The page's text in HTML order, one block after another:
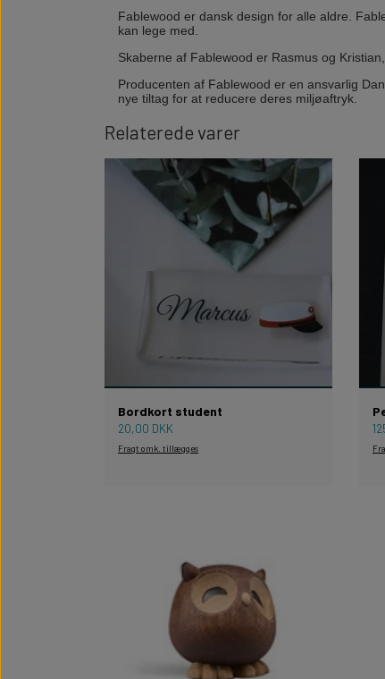
Fablewood er dansk design for alle aldre.
kan lege med.
Skaberne af Fablewood er Rasmus og
Producenten af Fablewood er en ansvarlig
nye tiltag for at reducere deres miljøaftryk.
Relaterede varer
Bordkort student
20,00 DKK
Fragt omk. tillægges